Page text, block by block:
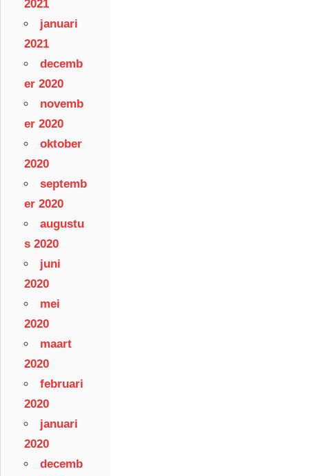
2021
januari
2021
decemb
er 2020
novemb
er 2020
oktober
2020
septemb
er 2020
augustu
s 2020
juni
2020
mei
2020
maart
2020
februari
2020
januari
2020
decemb